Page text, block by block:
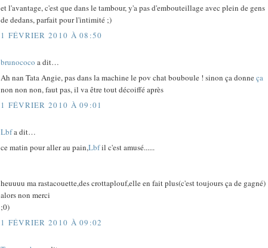
et l'avantage, c'est que dans le tambour, y'a pas d'embouteillage avec plein de gens
de dedans, parfait pour l'intimité ;)
1 FÉVRIER 2010 À 08:50
brunococo a dit…
Ah nan Tata Angie, pas dans la machine le pov chat bouboule ! sinon ça donneça
non non non, faut pas, il va être tout décoiffé après
1 FÉVRIER 2010 À 09:01
Lbfa dit…
ce matin pour aller au pain,Lbfil c'est amusé......
heuuuu ma rastacouette,des crottaplouf,elle en fait plus(c'est toujours ça de gagné)
alors non merci
;0)
1 FÉVRIER 2010 À 09:02